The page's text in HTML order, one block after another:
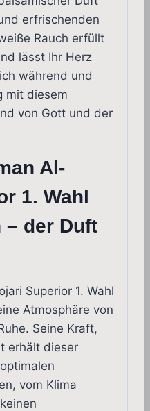
erfrischenden
Rauch erfüllt
lässt Ihr Herz
während und
mit diesem
von Gott und der
Al-
1. Wahl
– der Duft
Superior 1. Wahl
Atmosphäre von
Seine Kraft,
erhält dieser
vom Klima